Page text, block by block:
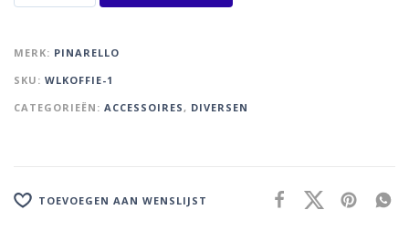
MERK: PINARELLO
SKU: WLKOFFIE-1
CATEGORIEËN: ACCESSOIRES , DIVERSEN
TOEVOEGEN AAN WENSLIJST